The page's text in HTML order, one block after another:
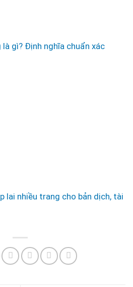
gì? Định nghĩa chuẩn xác
lai nhiều trang cho bản dịch, tài